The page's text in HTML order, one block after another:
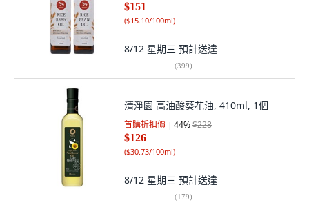
$151
($15.10/100ml)
8/12 星期三 預計送達
(399)
清淨園 高油酸葵花油, 410ml, 1個
首購折扣價 44%$228
$126
($30.73/100ml)
8/12 星期三 預計送達
(179)